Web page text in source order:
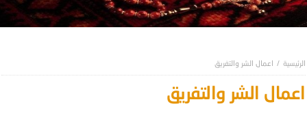
اعمال الشر والتفريق
اعمال الشر والتفريق